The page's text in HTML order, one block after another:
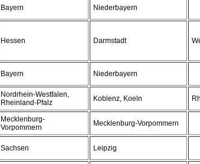
Bayern Niederbayern
Hessen Darmstadt
Bayern Niederbayern
Nordrhein-Westfalen,
Rheinland-Pfalz
Koblenz, Koeln
Mecklenburg-
Vorpommern
Mecklenburg-Vorpommern
Sachsen Leipzig